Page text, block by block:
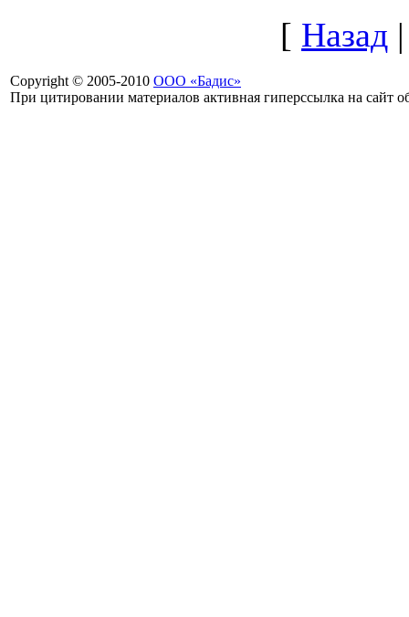
[ Назад
Copyright © 2005-2010 ООО «Бадис»
При цитировании материалов активная гиперссылка на сайт